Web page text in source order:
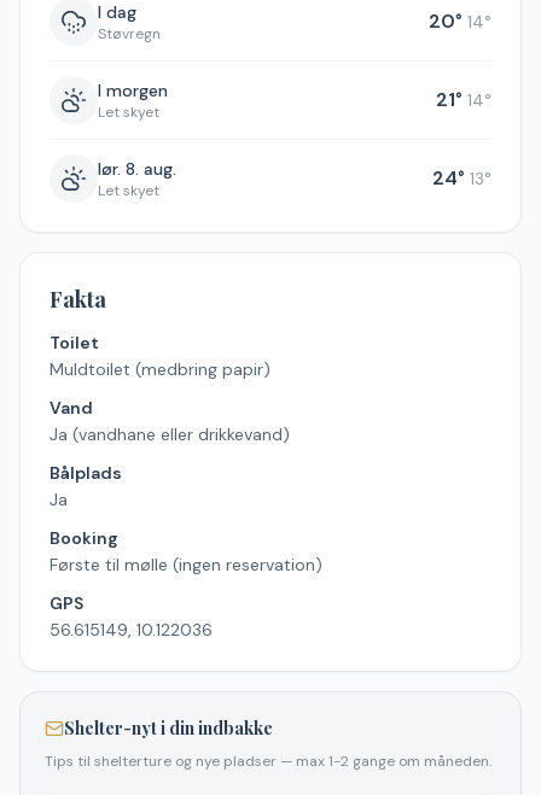
I dag
Støvregn 20° 14°
I morgen
Let skyet 21° 14°
lør. 8. aug.
Let skyet 24° 13°
Fakta
Toilet
Muldtoilet (medbring papir)
Vand
Ja (vandhane eller drikkevand)
Bålplads
Ja
Booking
Første til mølle (ingen reservation)
GPS
56.615149, 10.122036
Shelter-nyt i din indbakke
Tips til shelterture og nye pladser — max 1-2 gange om måneden.